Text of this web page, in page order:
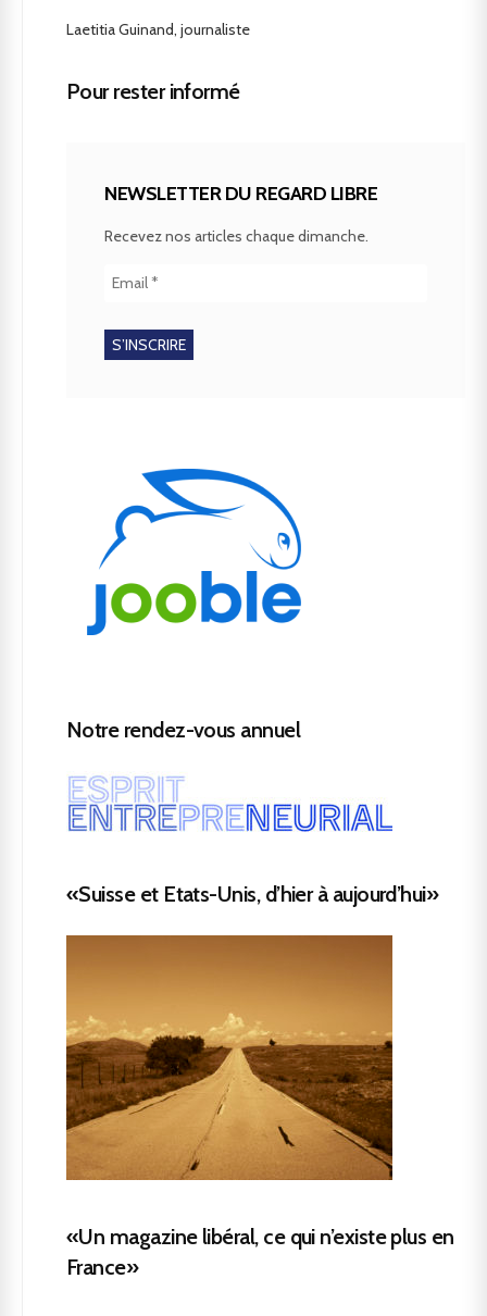
Laetitia Guinand, journaliste
Pour rester informé
NEWSLETTER DU REGARD LIBRE
Recevez nos articles chaque dimanche.
Notre rendez-vous annuel
«Suisse et Etats-Unis, d’hier à aujourd’hui»
«Un magazine libéral, ce qui n’existe plus en
France»